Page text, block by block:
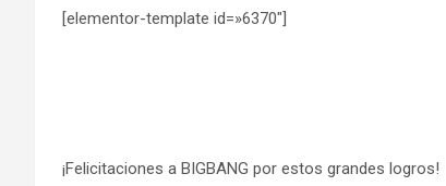
[elementor-template id=»6370″]
¡Felicitaciones a BIGBANG por estos grandes logros!